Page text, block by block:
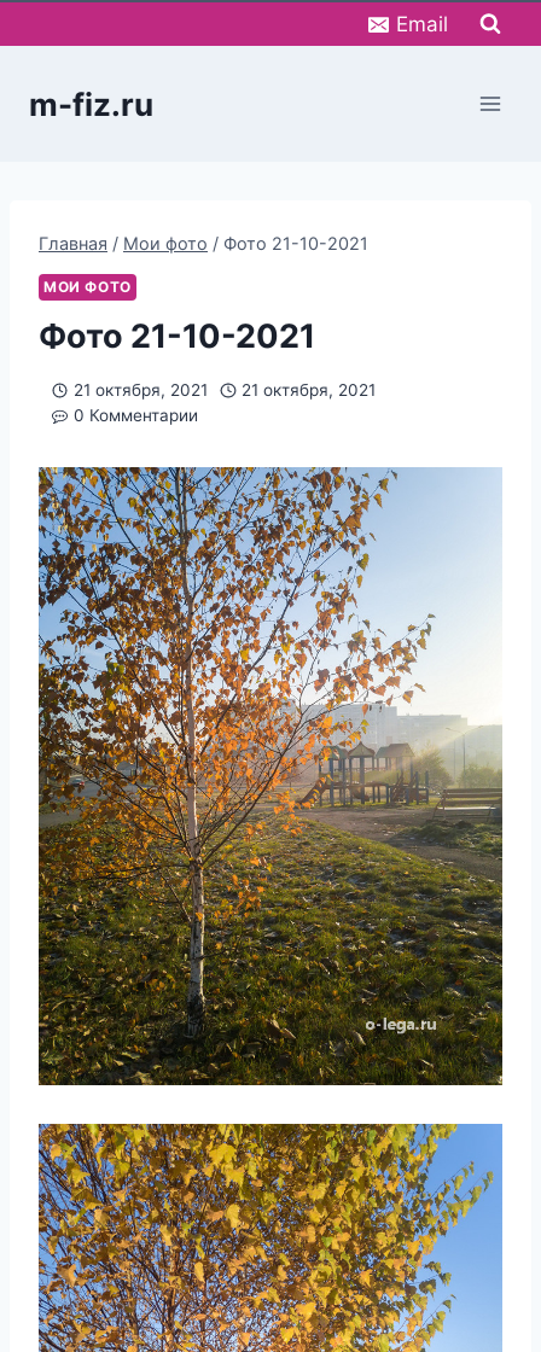
к
Email
m-fiz.ru
Главная / Мои фото / Фото 21-10-2021
МОИ ФОТО
Фото 21-10-2021
21 октября, 2021
21 октября, 2021
0 Комментарии